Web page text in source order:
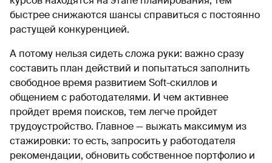
быстрее снижаются шансы справиться с постоянно
растущей конкуренцией.
А потому нельзя сидеть сложа руки: важно сразу
составить план действий и попытаться заполнить
свободное время развитием Soft-скиллов и
общением с работодателями. И чем активнее
пройдет время поисков, тем легче пройдет
трудоустройство. Главное — выжать максимум из
стажировки: то есть, запросить у работодателя
рекомендации, обновить собственное портфолио и